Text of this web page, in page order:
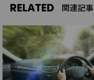
RELATED 関連記事